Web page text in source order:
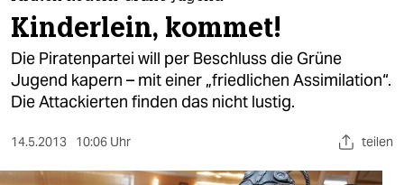
politik
öko
Kinderlein, kommet!
Die Piratenpartei will per Beschluss die Grüne
Jugend kapern – mit einer „friedlichen Assimilation“.
Die Attackierten finden das nicht lustig.
14.5.2013 10:06 Uhr teilen